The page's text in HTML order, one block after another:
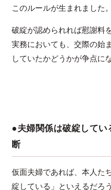
このルールが生まれました。
破綻が認められれば慰謝料
実務においても、交際の始
していたかどうかが争点に
●夫婦関係は破綻して
断
仮面夫婦であれば、本人た
綻している」といえるだろ